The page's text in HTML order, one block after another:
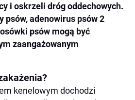
i oskrzeli dróg oddechowych.
psów, adenowirus psów 2
psów mogą być
zaangażowanym
kenelowym dochodzi